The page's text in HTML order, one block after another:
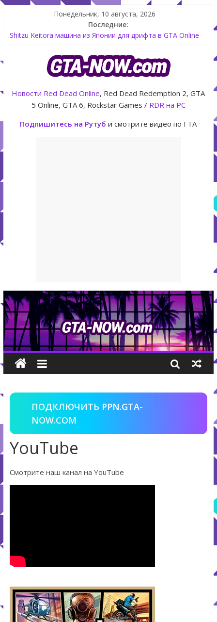
Понедельник, 10 августа, 2026
Последние:
Как создать аккаунт Rockstar Games Social Club инструкция
Shitzu Keitora машина из Японии для дрифта в GTA Online
GTA Online уже 14 июля
GTA Online: Rockstar запускает программу Fine Art Collector
Летнее обновление для GTA 5 Online The Kortz Center Heist
Новости Red Dead Online, Red Dead Redemption 2, GTA
5 Online, GTA 6, Rockstar Games / RDR на PC
Подпишитесь на Рутуб и смотрите видео по ГТА
ПОДКЛЮЧИТЬ PPN.GTA-
NOW.COM
YouTube
Смотрите наш канал на YouTube